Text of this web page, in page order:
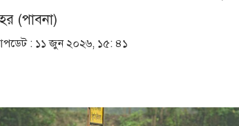
(পাবনা)
: ১১ জুন ২০২৬, ১৫: ৪১